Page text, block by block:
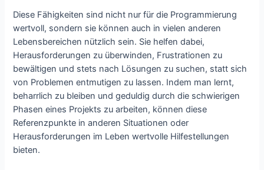
Diese Fähigkeiten sind nicht nur für die Programmierung
wertvoll, sondern sie können auch in vielen anderen
Lebensbereichen nützlich sein. Sie helfen dabei,
Herausforderungen zu überwinden, Frustrationen zu
bewältigen und stets nach Lösungen zu suchen, statt sich
von Problemen entmutigen zu lassen. Indem man lernt,
beharrlich zu bleiben und geduldig durch die schwierigen
Phasen eines Projekts zu arbeiten, können diese
Referenzpunkte in anderen Situationen oder
Herausforderungen im Leben wertvolle Hilfestellungen
bieten.